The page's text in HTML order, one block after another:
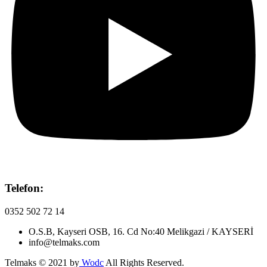
Telefon:
0352 502 72 14
O.S.B, Kayseri OSB, 16. Cd No:40 Melikgazi / KAYSERİ
info@telmaks.com
Telmaks © 2021 by Wodc All Rights Reserved.